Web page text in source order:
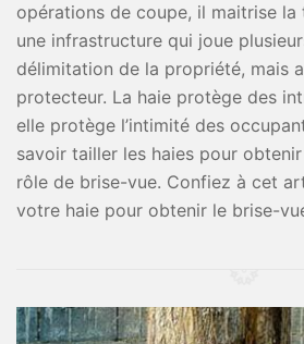
opérations de coupe, il maitrise la
une infrastructure qui joue
délimitation de la propriété, mais
protecteur. La haie protège des
elle protège l’intimité des
savoir tailler les haies pour
rôle de brise-vue. Confiez à cet
votre haie pour obtenir le brise-